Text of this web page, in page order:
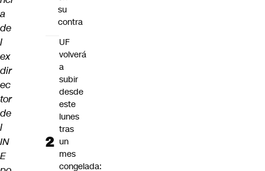
a
de
l
ex
dir
ec
tor
de
l
IN
E
su
contra
UF
volverá
a
subir
desde
este
lunes
tras
un
mes
congelada: